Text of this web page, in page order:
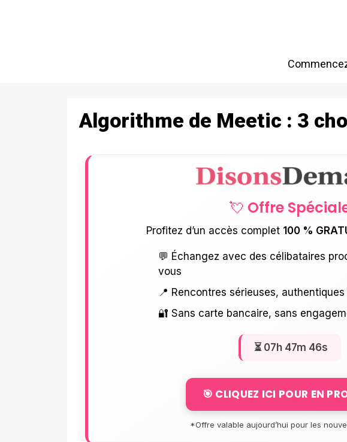
Algorithme de Meetic : 3
💘 Offre
Profitez d’un accès complet 100 %
💬 Échangez avec des célibataires
vous
📍 Rencontres sérieuses,
🔐 Sans carte bancaire, sans
⏳ 07h 47m 45s
🎯 CLIQUEZ ICI POUR EN
*Offre valable aujourd’hui pour les